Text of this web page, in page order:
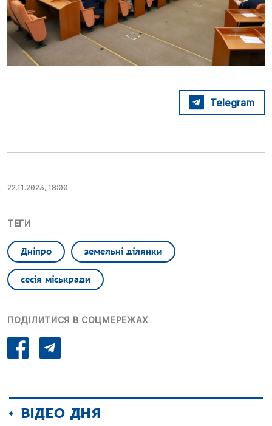
Telegram
22.11.2023, 18:00
ТЕГИ
Дніпро земельні ділянки
сесія міськради
ПОДІЛИТИСЯ В СОЦМЕРЕЖАХ
ВІДЕО ДНЯ